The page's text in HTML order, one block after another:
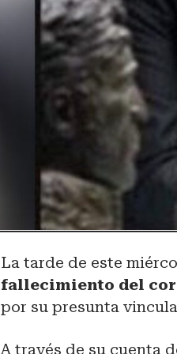
La tarde de este
fallecimiento del
por su presunta
A través de su cuenta